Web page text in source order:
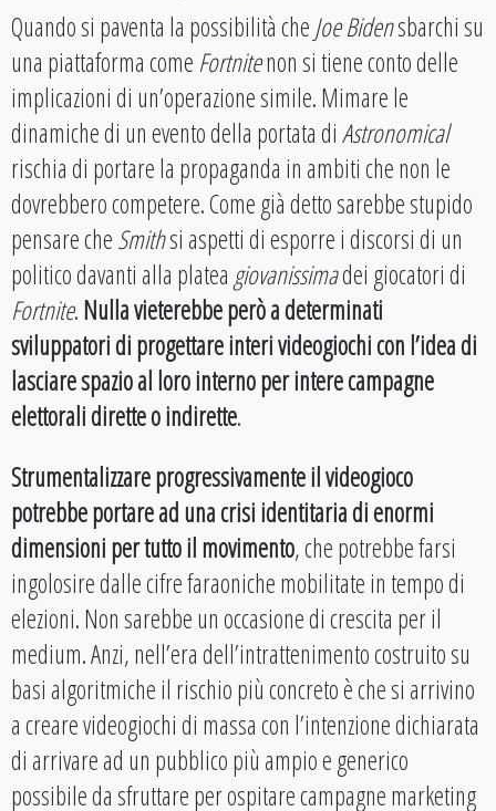
Quando si paventa la possibilità cheJoe Bidensbarchi su
una piattaforma come Fortnitenon si tiene conto delle
implicazioni di un’operazione simile. Mimare le
dinamiche di un evento della portata diAstronomical
rischia di portare la propaganda in ambiti che non le
dovrebbero competere. Come già detto sarebbe stupido
pensare cheSmithsi aspetti di esporre i discorsi di un
politico davanti alla platea giovanissimadei giocatori di
Fortnite.Nulla vieterebbe però a determinati
sviluppatori di progettare interi videogiochi con l’idea di
lasciare spazio al loro interno per intere campagne
elettorali dirette o indirette.
Strumentalizzare progressivamente il videogioco
potrebbe portare ad una crisi identitaria di enormi
dimensioni per tutto il movimento, che potrebbe farsi
ingolosire dalle cifre faraoniche mobilitate in tempo di
elezioni. Non sarebbe un occasione di crescita per il
medium. Anzi, nell’era dell’intrattenimento costruito su
basi algoritmiche il rischio più concreto è che si arrivino
a creare videogiochi di massa con l’intenzione dichiarata
di arrivare ad un pubblico più ampio e generico
possibile da sfruttare per ospitare campagne marketing